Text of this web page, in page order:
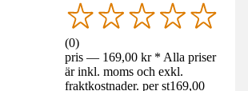
(0)
pris — 169,00 kr * Alla priser
är inkl. moms och exkl.
fraktkostnader. per st169,00